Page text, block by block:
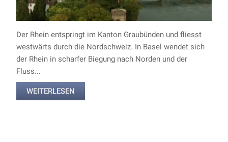
Der Rhein entspringt im Kanton Graubünden und fliesst
westwärts durch die Nordschweiz. In Basel wendet sich
der Rhein in scharfer Biegung nach Norden und der
Fluss...
WEITERLESEN